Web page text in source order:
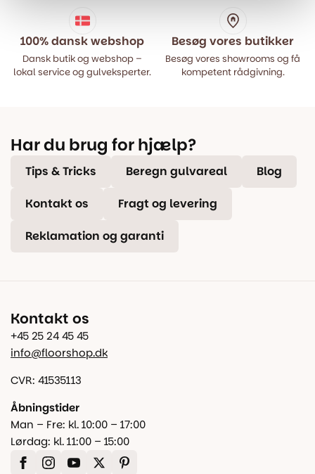
100% dansk webshop
Dansk butik og webshop –
lokal service og gulveksperter.
Besøg vores butikker
Besøg vores showrooms og få
kompetent rådgivning.
Har du brug for hjælp?
Tips & Tricks Beregn gulvareal Blog
Kontakt os Fragt og levering
Reklamation og garanti
Kontakt os
+45 25 24 45 45
info@floorshop.dk
CVR: 41535113
Åbningstider
Man – Fre: kl. 10:00 – 17:00
Lørdag: kl. 11:00 – 15:00